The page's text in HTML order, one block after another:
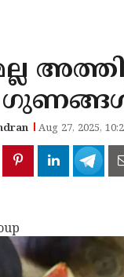
Aug 27, 2025,